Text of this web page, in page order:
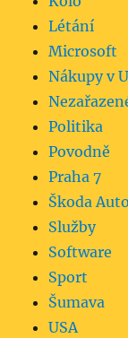
Létání
Microsoft
Nákupy v
Politika
Povodně
Praha 7
Škoda Auto
Služby
Software
Sport
Šumava
USA